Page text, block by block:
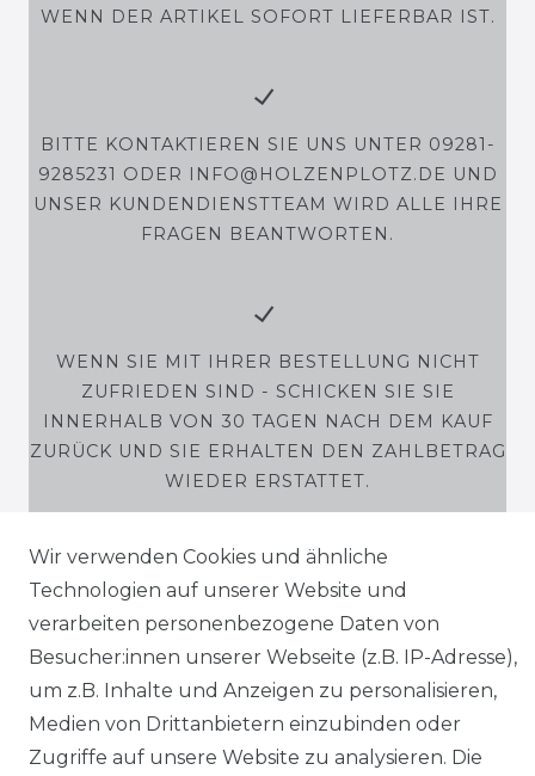
WENN DER ARTIKEL SOFORT LIEFERBAR IST.
BITTE KONTAKTIEREN SIE UNS UNTER 09281-
9285231 ODER INFO@HOLZENPLOTZ.DE UND
UNSER KUNDENDIENSTTEAM WIRD ALLE IHRE
FRAGEN BEANTWORTEN.
WENN SIE MIT IHRER BESTELLUNG NICHT
ZUFRIEDEN SIND - SCHICKEN SIE SIE
INNERHALB VON 30 TAGEN NACH DEM KAUF
ZURÜCK UND SIE ERHALTEN DEN ZAHLBETRAG
WIEDER ERSTATTET.
SHOP
MEIN KONTO
SERVICE
Wir verwenden Cookies und ähnliche
Technologien auf unserer Website und
verarbeiten personenbezogene Daten von
Besucher:innen unserer Webseite (z.B. IP-Adresse),
um z.B. Inhalte und Anzeigen zu personalisieren,
Medien von Drittanbietern einzubinden oder
Zugriffe auf unsere Website zu analysieren. Die